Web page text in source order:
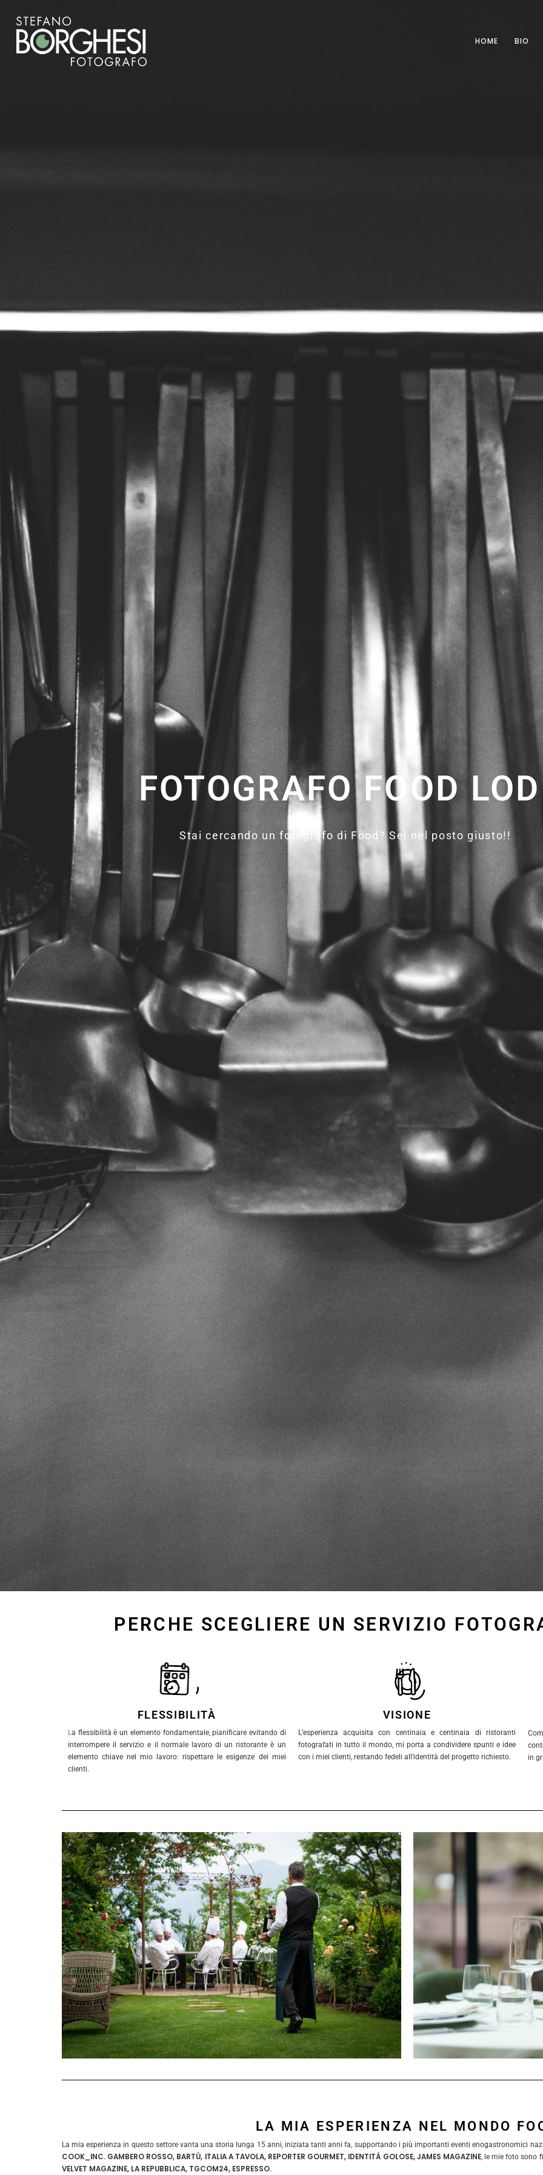
HOME BIO
FOTOGRAFO FOOD
Stai cercando un fotografo di Food? Sei nel posto giusto!!
PERCHE SCEGLIERE UN SERVIZIO
FLESSIBILITÀ
L a flessibilità è un elemento fondamentale, pianificare evitando di
interrompere il servizio e il normale lavoro di un ristorante è un
elemento chiave nel mio lavoro: rispettare le esigenze dei miei
clienti.
VISIONE
L’esperienza acquisita con centinaia e centinaia di ristoranti
fotografati in tutto il mondo, mi porta a condividere spunti e idee
con i miei clienti, restando fedeli all’identità del progetto richiesto.
in
LA MIA ESPERIENZA NEL MONDO
La mia esperienza in questo settore vanta una storia lunga 15 anni, iniziata tanti anni fa, supportando i più importanti eventi enogastronomici
COOK_INC. GAMBERO ROSSO, BARTÙ, ITALIA A TAVOLA, REPORTER GOURMET, IDENTITÁ GOLOSE, JAMES MAGAZINE, le mie foto sono
VELVET MAGAZINE, LA REPUBBLICA, TGCOM24, ESPRESSO.